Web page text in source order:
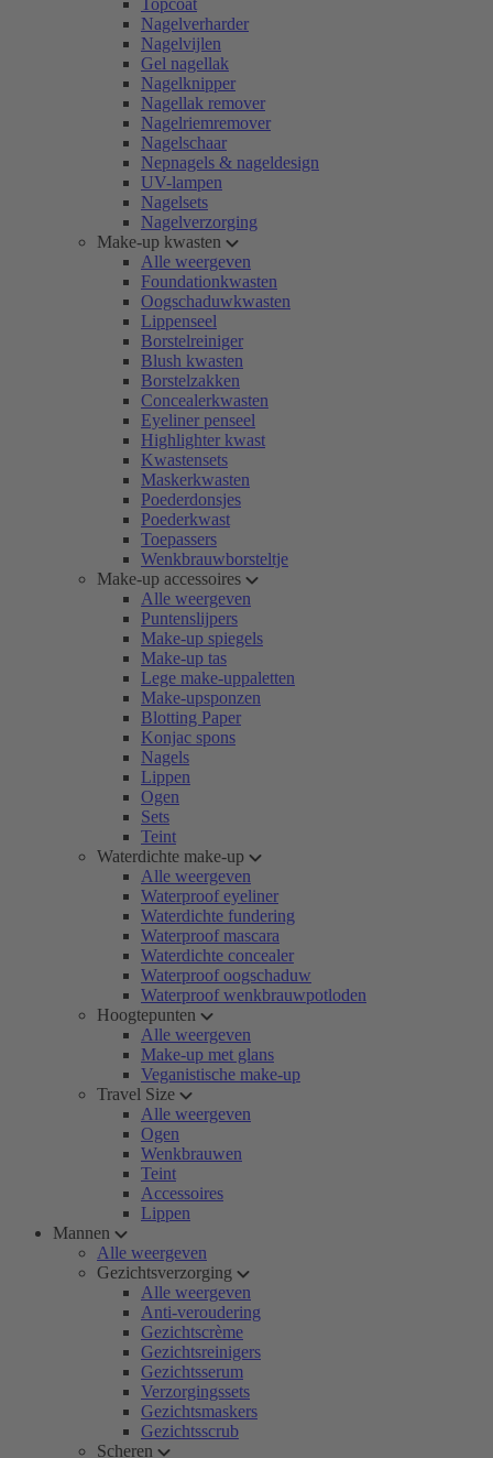
Topcoat
Nagelverharder
Nagelvijlen
Gel nagellak
Nagelknipper
Nagellak remover
Nagelriemremover
Nagelschaar
Nepnagels & nageldesign
UV-lampen
Nagelsets
Nagelverzorging
Make-up kwasten
Alle weergeven
Foundationkwasten
Oogschaduwkwasten
Lippenseel
Borstelreiniger
Blush kwasten
Borstelzakken
Concealerkwasten
Eyeliner penseel
Highlighter kwast
Kwastensets
Maskerkwasten
Poederdonsjes
Poederkwast
Toepassers
Wenkbrauwborsteltje
Make-up accessoires
Alle weergeven
Puntenslijpers
Make-up spiegels
Make-up tas
Lege make-uppaletten
Make-upsponzen
Blotting Paper
Konjac spons
Nagels
Lippen
Ogen
Sets
Teint
Waterdichte make-up
Alle weergeven
Waterproof eyeliner
Waterdichte fundering
Waterproof mascara
Waterdichte concealer
Waterproof oogschaduw
Waterproof wenkbrauwpotloden
Hoogtepunten
Alle weergeven
Make-up met glans
Veganistische make-up
Travel Size
Alle weergeven
Ogen
Wenkbrauwen
Teint
Accessoires
Lippen
Mannen
Alle weergeven
Gezichtsverzorging
Alle weergeven
Anti-veroudering
Gezichtscrème
Gezichtsreinigers
Gezichtsserum
Verzorgingssets
Gezichtsmaskers
Gezichtsscrub
Scheren